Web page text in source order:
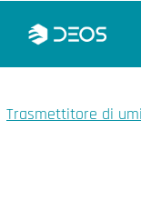
Trasmettitore di